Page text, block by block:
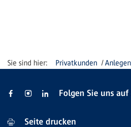
Privatkunden Anlegen
Folgen Sie uns
Seite drucken